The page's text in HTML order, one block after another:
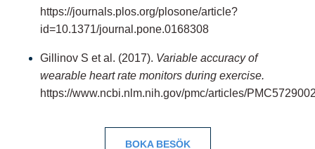
https://journals.plos.org/plosone/article?
id=10.1371/journal.pone.0168308
Gillinov S et al. (2017). Variable accuracy of
wearable heart rate monitors during exercise.
https://www.ncbi.nlm.nih.gov/pmc/articles/
BOKA BESÖK